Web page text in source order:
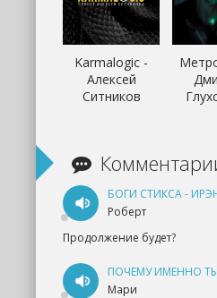
Karmalogic -
Алексей
Ситников
Роберт
Продолжение будет?
Мари